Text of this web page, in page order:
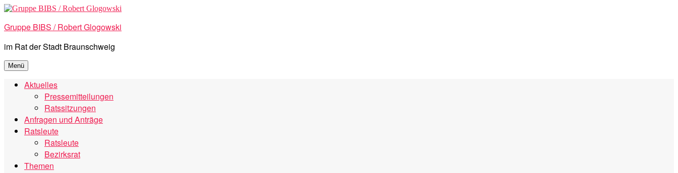
Zum
springen
Gruppe BIBS / Robert Glogowski
im Rat der Stadt Braunschweig
Menü
Aktuelles
Pressemitteilungen
Ratssitzungen
Anfragen und Anträge
Ratsleute
Ratsleute
Bezirksrat
Themen